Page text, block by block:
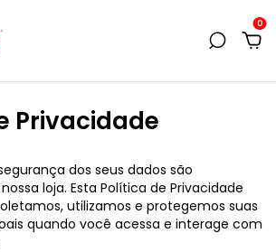
0
Privacidade
dos seus dados são
loja. Esta Política de Privacidade
utilizamos e protegemos suas
quando você acessa e interage com